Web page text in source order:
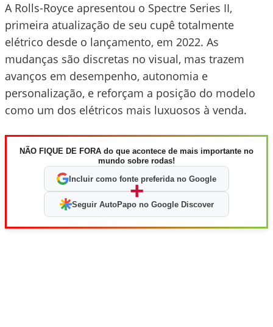
A Rolls-Royce apresentou o Spectre Series II,
primeira atualização de seu cupê totalmente
elétrico desde o lançamento, em 2022. As
mudanças são discretas no visual, mas trazem
avanços em desempenho, autonomia e
personalização, e reforçam a posição do modelo
como um dos elétricos mais luxuosos à venda.
NÃO FIQUE DE FORA do que acontece de mais importante no
mundo sobre rodas!
Incluir como fonte preferida no Google
+
Seguir AutoPapo no Google Discover